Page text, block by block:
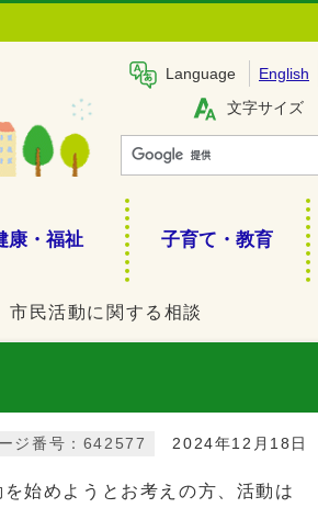
Language English
文字サイズ
康・福祉 子育て・教育
市民活動に関する相談
2024年12月18日
ジ番号：642577
始めようとお考えの方、活動は